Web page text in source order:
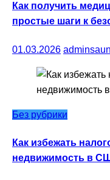
Как получить
простые шаги к
01.03.2026
Без рубрики
Как избежать
недвижимость в